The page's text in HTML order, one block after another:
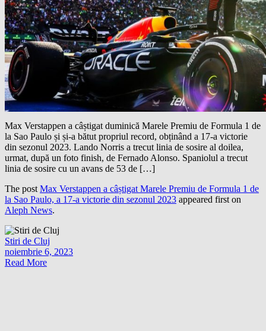
Max Verstappen a câștigat duminică Marele Premiu de Formula 1 de
la Sao Paulo și și-a bătut propriul record, obținând a 17-a victorie
din sezonul 2023. Lando Norris a trecut linia de sosire al doilea,
urmat, după un foto finish, de Fernado Alonso. Spaniolul a trecut
linia de sosire cu un avans de 53 de […]
The postMax Verstappen a câștigat Marele Premiu de Formula 1 de
la Sao Paulo, a 17-a victorie din sezonul 2023 appeared first on
Aleph News.
Stiri de Cluj
noiembrie 6, 2023
Read More